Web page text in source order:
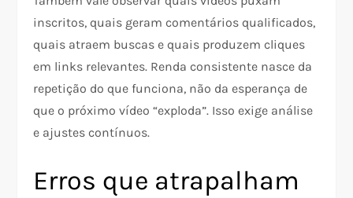
inscritos, quais geram comentários qualificados,
quais atraem buscas e quais produzem cliques
em links relevantes. Renda consistente nasce da
repetição do que funciona, não da esperança de
que o próximo vídeo “exploda”. Isso exige análise
e ajustes contínuos.
Erros que atrapalham